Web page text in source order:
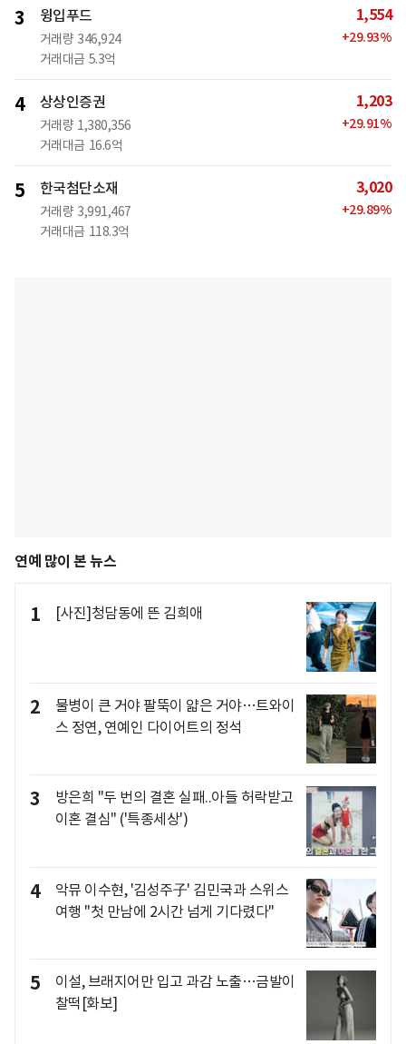
3 윙입푸드
거래량 346,924
거래대금 5.3억
1,554
+29.93%
4 상상인증권
거래량 1,380,356
거래대금 16.6억
1,203
+29.91%
5 한국첨단소재
거래량 3,991,467
거래대금 118.3억
3,020
+29.89%
연예 많이 본 뉴스
1 [사진]청담동에 뜬 김희애
2
물병이 큰 거야 팔뚝이 얇은 거야…트와이
스 정연, 연예인 다이어트의 정석
3
방은희 "두 번의 결혼 실패..아들 허락받고
이혼 결심" ('특종세상')
4
악뮤 이수현, '김성주子' 김민국과 스위스
여행 "첫 만남에 2시간 넘게 기다렸다"
5
이설, 브래지어만 입고 과감 노출…금발이
찰떡[화보]